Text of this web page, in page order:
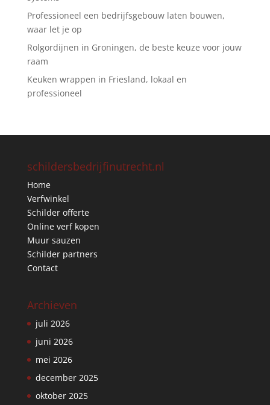
Professioneel een bedrijfsgebouw laten bouwen,
waar let je op
Rolgordijnen in Groningen, de beste keuze voor jouw
raam
Keuken wrappen in Friesland, lokaal en
professioneel
schildersbedrijfinutrecht.nl
Home
Verfwinkel
Schilder offerte
Online verf kopen
Muur sauzen
Schilder partners
Contact
Archieven
juli 2026
juni 2026
mei 2026
december 2025
oktober 2025